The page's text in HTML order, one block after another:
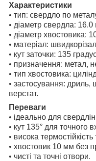
Характеристики
• тип: свердло по
• діаметр свердла:
• діаметр хвостовика:
• матеріал:
• кут заточки: 135
• призначення: метал,
• тип хвостовика:
• застосування: дриль,
верстат.
Переваги
• ідеально для
• кут 135° для точного
• висока термостійкість
• хвостовик 10 мм без
• чисті та точні отвори.